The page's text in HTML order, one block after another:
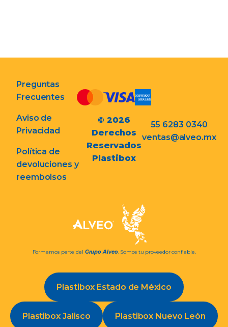
Preguntas
Frecuentes
Aviso de
Privacidad
Política de
devoluciones y
reembolsos
© 2026
Derechos
Reservados
Plastibox
55 6283 0340
ventas@alveo.mx
Formamos parte del Grupo Alveo. Somos tu proveedor confiable.
Plastibox Estado de México
Plastibox Jalisco Plastibox Nuevo León